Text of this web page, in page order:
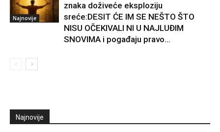
Najnovije
znaka doživeće eksploziju
sreće:DESIT ĆE IM SE NEŠTO ŠTO
NISU OČEKIVALI NI U NAJLUĐIM
SNOVIMA i pogađaju pravo...
Najnovije